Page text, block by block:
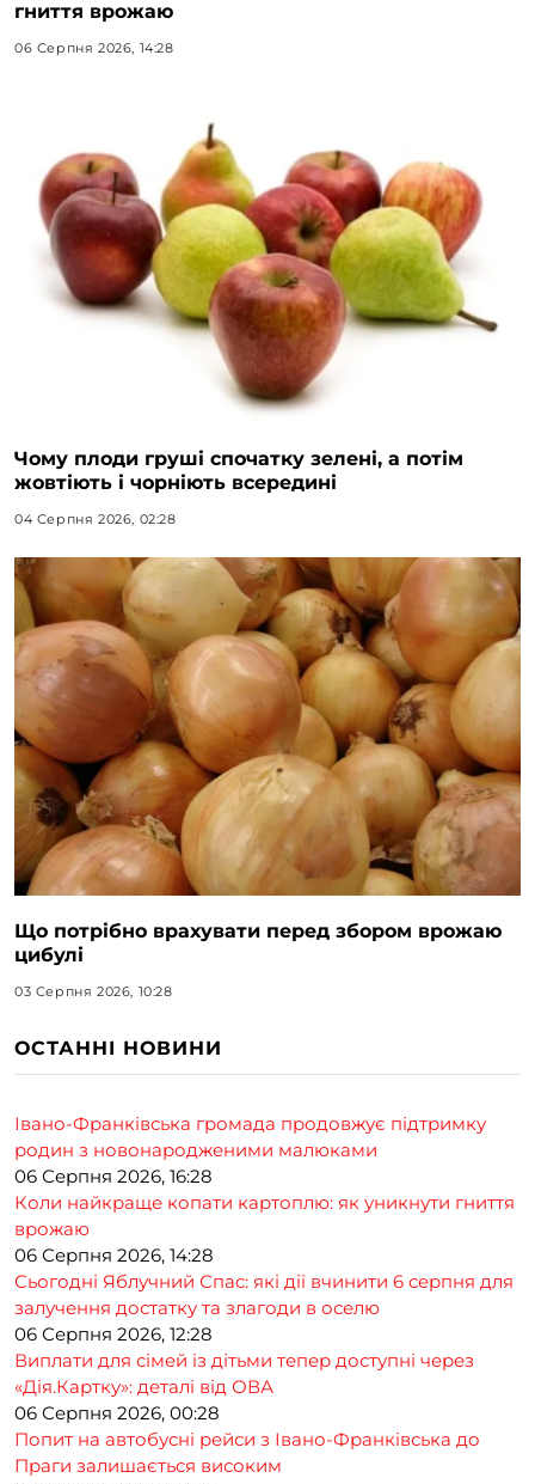
гниття врожаю
06 Серпня 2026, 14:28
Чому плоди груші спочатку зелені, а потім
жовтіють і чорніють всередині
04 Серпня 2026, 02:28
Що потрібно врахувати перед збором врожаю
цибулі
03 Серпня 2026, 10:28
ОСТАННІ НОВИНИ
Івано-Франківська громада продовжує підтримку
родин з новонародженими малюками
06 Серпня 2026, 16:28
Коли найкраще копати картоплю: як уникнути гниття
врожаю
06 Серпня 2026, 14:28
Сьогодні Яблучний Спас: які дії вчинити 6 серпня для
залучення достатку та злагоди в оселю
06 Серпня 2026, 12:28
Виплати для сімей із дітьми тепер доступні через
«Дія.Картку»: деталі від ОВА
06 Серпня 2026, 00:28
Попит на автобусні рейси з Івано-Франківська до
Праги залишається високим